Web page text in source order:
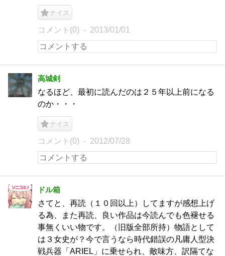
ナイス
コメント(0) 2013/01/01
高城剣
なるほど、最初に読んだのは２５年以上前になる
のか・・・
ナイス
コメント(0) 2012/07/28
ドル箱
さてと、再読（１０回以上）してますが感想上げ
る為、また再読、良い作品は今読んでも色褪せる
事無くいい物です。（旧版全部所持）物語として
は３女史が？今で言うなら時代錯誤の凡庸人型決
戦兵器「ARIEL」に乗せられ、敵味方、訳隔てな